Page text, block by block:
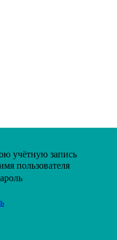
учётную запись
пользователя